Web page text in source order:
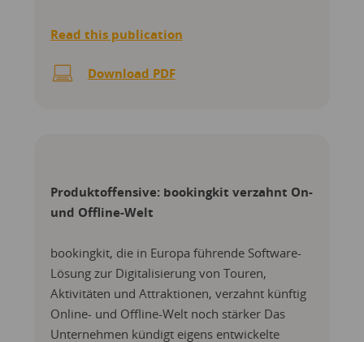
Read this publication
Download PDF
Produktoffensive: bookingkit verzahnt On-
und Offline-Welt
bookingkit, die in Europa führende Software-
Lösung zur Digitalisierung von Touren,
Aktivitäten und Attraktionen, verzahnt künftig
Online- und Offline-Welt noch stärker Das
Unternehmen kündigt eigens entwickelte